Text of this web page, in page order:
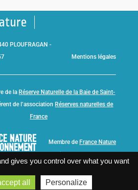
PLOUFRAGAN -
Mentions légales
de la Réserve Naturelle de la Baie de Saint-
de l’association Réserves naturelles de
France
Membre de France Nature
gives you control over what you want
all
Personalize